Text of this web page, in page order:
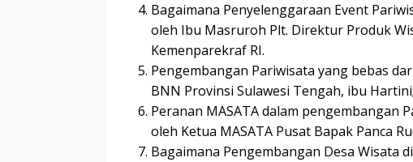
Bagaimana Penyelenggaraan Event
oleh Ibu Masruroh Plt. Direktur Produk
Kemenparekraf RI.
Pengembangan Pariwisata yang bebas
BNN Provinsi Sulawesi Tengah, ibu Hartini;
Peranan MASATA dalam pengembangan
oleh Ketua MASATA Pusat Bapak Panca
Bagaimana Pengembangan Desa Wisata